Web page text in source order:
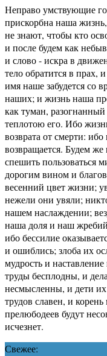
Неправо умствующие
прискорбна наша
не знают, чтобы кто
и после будем как
и слово - искра в
тело обратится в прах,
имя наше забудется со
наших; и жизнь наша
как туман,
теплотою его. Ибо
возврата от смерти:
возвращается. Будем
спешить пользоваться
дорогим вином и
весенний цвет жизни;
нежели они увяли;
нашем наслаждении;
наша доля и наш
ибо бессилие
и ошиблись; злоба их
мудрость и
труды бесплодны, и
несмысленны, и дети
трудов славен, и
прелюбодеев будут
исчезнет.
Свежее: